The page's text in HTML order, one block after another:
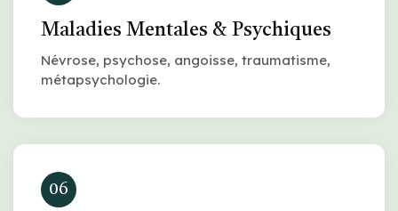
Maladies Mentales & Psychiques
Névrose, psychose, angoisse, traumatisme,
métapsychologie.
06